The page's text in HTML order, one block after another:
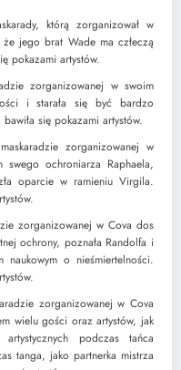
którą zorganizował w
jego brat Wade ma człeczą
pokazami artystów.
zorganizowanej w swoim
i starała się być bardzo
się pokazami artystów.
zorganizowanej w
ochroniarza Raphaela,
oparcie w ramieniu Virgila.
zorganizowanej w Cova dos
ochrony, poznała Randolfa i
o nieśmiertelności.
zorganizowanej w Cova
wielu gości oraz artystów, jak
podczas tańca
tanga, jako partnerka mistrza